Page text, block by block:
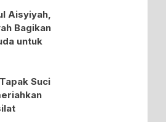
Aisyiyah,
Bagikan
untuk
Suci